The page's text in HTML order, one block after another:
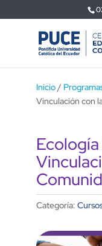
Inicio/
Vinculación con
Categoría: